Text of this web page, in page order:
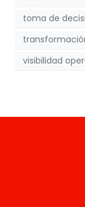
toma de
visibilidad